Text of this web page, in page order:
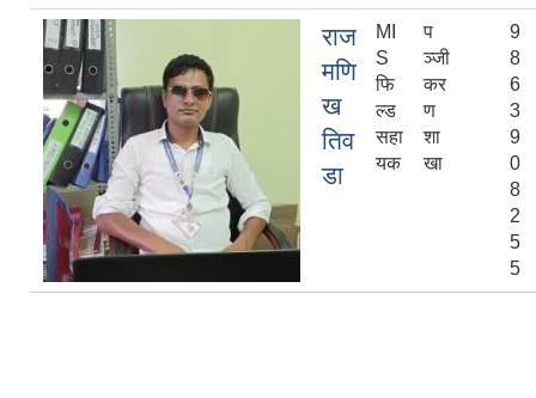
राज
मणि
ख
तिव
डा
MI
S
फि
ल्ड
सहा
यक
प
ञ्‍जी
कर
ण
शा
खा
9
8
6
3
9
0
8
2
5
5